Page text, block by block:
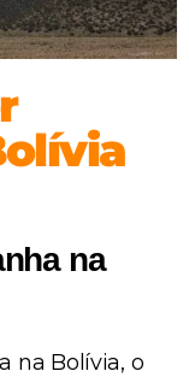
na
na Bolívia, o